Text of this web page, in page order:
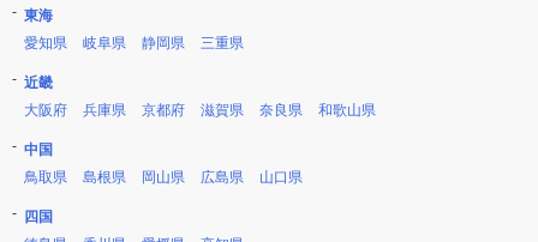
東海
愛知県
岐阜県 静岡県 三重県
近畿
大阪府
兵庫県 京都府 滋賀県 奈良県 和歌山県
中国
鳥取県
島根県 岡山県 広島県 山口県
四国